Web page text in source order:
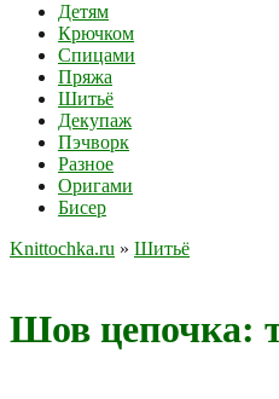
Детям
Крючком
Спицами
Пряжа
Шитьё
Декупаж
Пэчворк
Разное
Оригами
Бисер
Knittochka.ru » Шитьё
Шов цепочка: